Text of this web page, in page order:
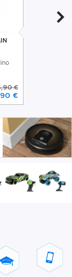
€
€